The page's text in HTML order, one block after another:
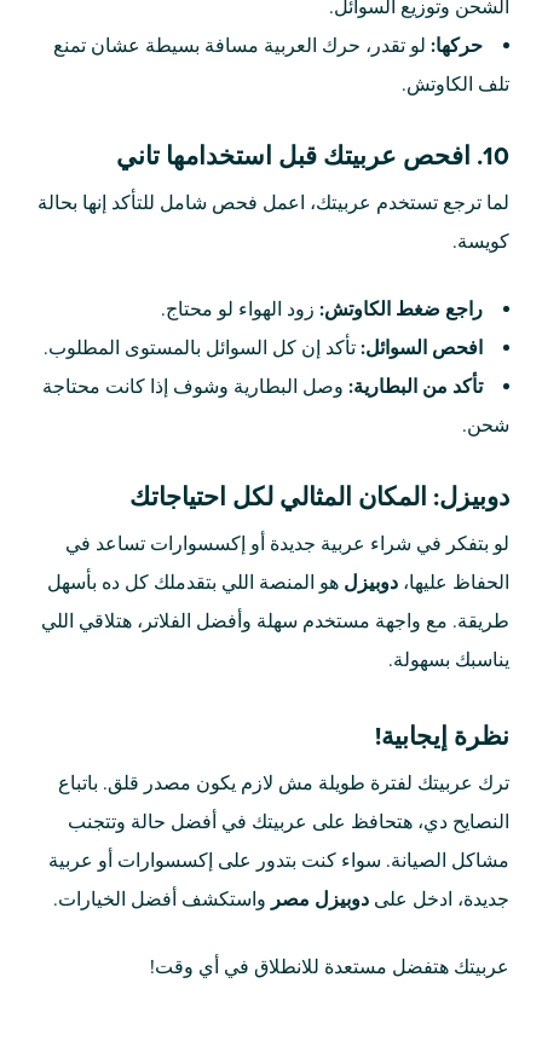
الشحن وتوزيع السوائل.
حركها:لو تقدر، حرك العربية مسافة بسيطة عشان تمنع
تلف الكاوتش.
10. افحص عربيتك قبل استخدامها تاني
لما ترجع تستخدم عربيتك، اعمل فحص شامل للتأكد إنها بحالة
كويسة.
راجع ضغط الكاوتش:زود الهواء لو محتاج.
افحص السوائل:تأكد إن كل السوائل بالمستوى المطلوب.
تأكد من البطارية:وصل البطارية وشوف إذا كانت محتاجة
شحن.
دوبيزل: المكان المثالي لكل احتياجاتك
لو بتفكر في شراء عربية جديدة أو إكسسوارات تساعد في
الحفاظ عليها، دوبيزل هو المنصة اللي بتقدملك كل ده بأسهل
طريقة. مع واجهة مستخدم سهلة وأفضل الفلاتر، هتلاقي اللي
يناسبك بسهولة.
نظرة إيجابية!
ترك عربيتك لفترة طويلة مش لازم يكون مصدر قلق. باتباع
النصايح دي، هتحافظ على عربيتك في أفضل حالة وتتجنب
مشاكل الصيانة. سواء كنت بتدور على إكسسوارات أو عربية
جديدة، ادخل على دوبيزل مصر واستكشف أفضل الخيارات.
عربيتك هتفضل مستعدة للانطلاق في أي وقت!